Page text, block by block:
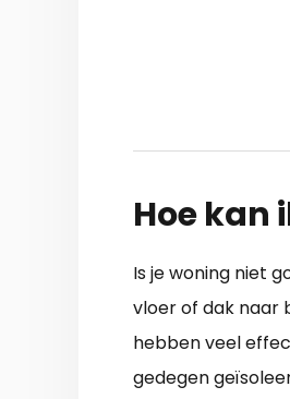
Hoe kan
Is je woning niet
vloer of dak naar
hebben veel
gedegen